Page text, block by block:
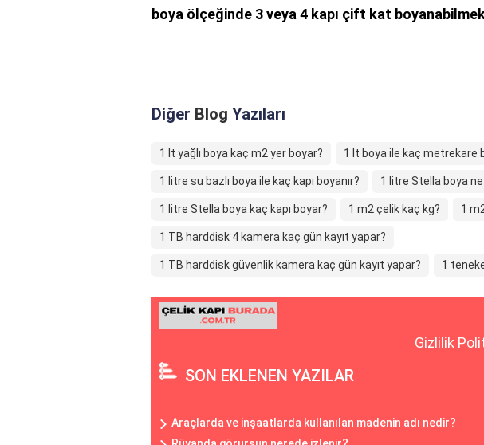
boya ölçeğinde 3 veya 4 kapı çift kat
Diğer Blog Yazıları
1 lt yağlı boya kaç m2 yer boyar? 1 lt boya ile kaç metrekare
1 litre su bazlı boya ile kaç kapı boyanır? 1 litre Stella boya
1 litre Stella boya kaç kapı boyar? 1 m2 çelik kaç kg? 1
1 TB harddisk 4 kamera kaç gün kayıt yapar?
1 TB harddisk güvenlik kamera kaç gün kayıt yapar? 1
Gizlilik
SON EKLENEN YAZILAR
Araçlarda ve inşaatlarda kullanılan madenin adı nedir?